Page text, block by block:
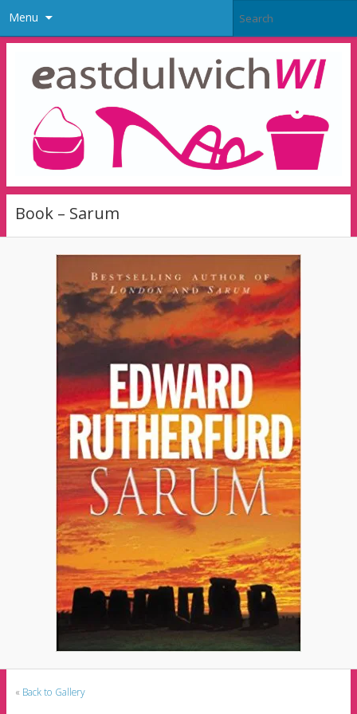
Menu
Book – Sarum
« Back to Gallery